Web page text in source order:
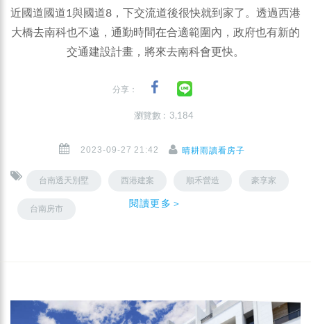
近國道國道1與國道8，下交流道後很快就到家了。透過西港
大橋去南科也不遠，通勤時間在合適範圍內，政府也有新的
交通建設計畫，將來去南科會更快。
分享：
瀏覽數 : 3,184
2023-09-27 21:42 晴耕雨讀看房子
台南透天別墅 西港建案 順禾營造 豪享家
台南房市 閱讀更多＞